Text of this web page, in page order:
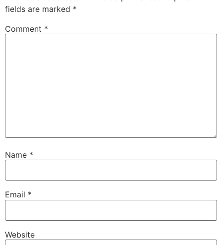
fields are marked *
Comment *
Name *
Email *
Website